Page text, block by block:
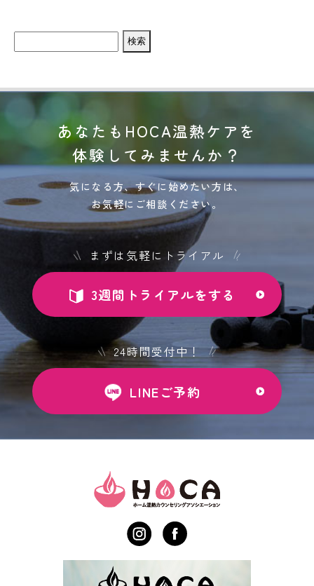
検
索:
あなたもHOCA温熱ケアを
体験してみませんか？
気になる方、すぐに始めたい方は、
お気軽にご相談ください。
まずは気軽にトライアル
3週間トライアルをする
24時間受付中！
LINEご予約